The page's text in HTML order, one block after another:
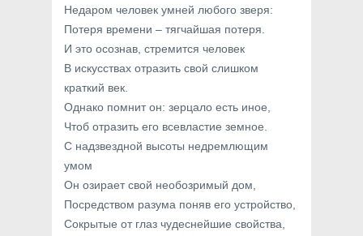
Недаром человек умней любого зверя:
Потеря времени – тягчайшая потеря.
И это осознав, стремится человек
В искусствах отразить свой слишком
краткий век.
Однако помнит он: зерцало есть иное,
Чтоб отразить его всевластие земное.
С надзвездной высоты недремлющим
умом
Он озирает свой необозримый дом,
Посредством разума поняв его устройство,
Сокрытые от глаз чудеснейшие свойства,